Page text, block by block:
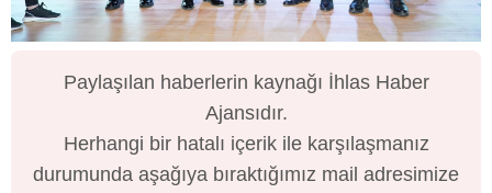
Paylaşılan haberlerin kaynağı İhlas Haber
Ajansıdır.
Herhangi bir hatalı içerik ile karşılaşmanız
durumunda aşağıya bıraktığımız mail adresimize